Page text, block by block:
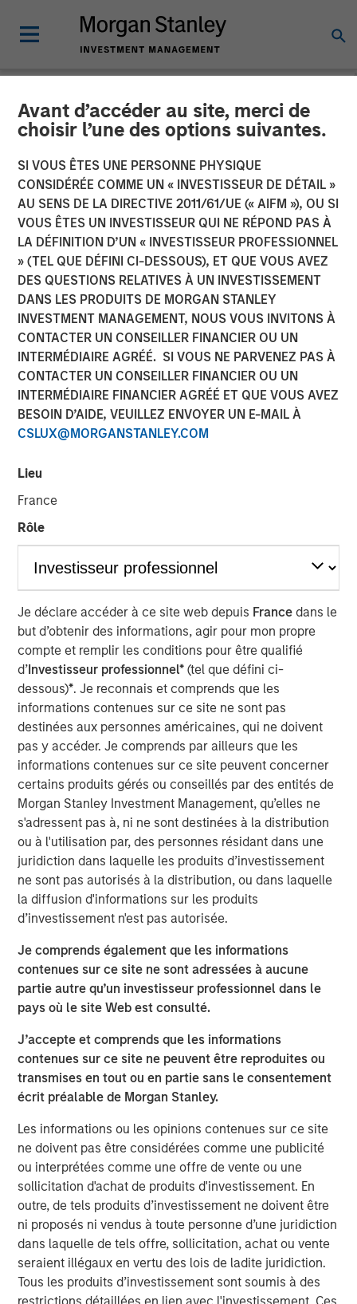
Avant d’accéder au site, merci de
choisir l’une des options suivantes.
SI VOUS ÊTES UNE PERSONNE PHYSIQUE
CONSIDÉRÉE COMME UN « INVESTISSEUR DE DÉTAIL »
AU SENS DE LA DIRECTIVE 2011/61/UE (« AIFM »), OU SI
VOUS ÊTES UN INVESTISSEUR QUI NE RÉPOND PAS À
LA DÉFINITION D’UN « INVESTISSEUR PROFESSIONNEL
» (TEL QUE DÉFINI CI-DESSOUS), ET QUE VOUS AVEZ
DES QUESTIONS RELATIVES À UN INVESTISSEMENT
DANS LES PRODUITS DE MORGAN STANLEY
INVESTMENT MANAGEMENT, NOUS VOUS INVITONS À
CONTACTER UN CONSEILLER FINANCIER OU UN
INTERMÉDIAIRE AGRÉÉ. SI VOUS NE PARVENEZ PAS À
CONTACTER UN CONSEILLER FINANCIER OU UN
INTERMÉDIAIRE FINANCIER AGRÉÉ ET QUE VOUS AVEZ
BESOIN D’AIDE, VEUILLEZ ENVOYER UN E-MAIL À
CSLUX@MORGANSTANLEY.COM
Lieu
France
Rôle
Je déclare accéder à ce site web depuis France dans le
but d’obtenir des informations, agir pour mon propre
compte et remplir les conditions pour être qualifié
d’Investisseur professionnel*(tel que défini ci-
dessous)*. Je reconnais et comprends que les
informations contenues sur ce site ne sont pas
destinées aux personnes américaines, qui ne doivent
pas y accéder. Je comprends par ailleurs que les
informations contenues sur ce site peuvent concerner
certains produits gérés ou conseillés par des entités de
Morgan Stanley Investment Management, qu’elles ne
s'adressent pas à, ni ne sont destinées à la distribution
ou à l'utilisation par, des personnes résidant dans une
juridiction dans laquelle les produits d’investissement
ne sont pas autorisés à la distribution, ou dans laquelle
la diffusion d'informations sur les produits
d’investissement n'est pas autorisée.
Je comprends également que les informations
contenues sur ce site ne sont adressées à aucune
partie autre qu’un investisseur professionnel dans le
pays où le site Web est consulté.
J’accepte et comprends que les informations
contenues sur ce site ne peuvent être reproduites ou
transmises en tout ou en partie sans le consentement
écrit préalable de Morgan Stanley.
Les informations ou les opinions contenues sur ce site
ne doivent pas être considérées comme une publicité
ou interprétées comme une offre de vente ou une
sollicitation d'achat de produits d'investissement. En
outre, de tels produits d’investissement ne doivent être
ni proposés ni vendus à toute personne d’une juridiction
dans laquelle de tels offre, sollicitation, achat ou vente
seraient illégaux en vertu des lois de ladite juridiction.
Tous les produits d’investissement sont soumis à des
INSIGHTS
Why CLO Equity Now:
Opportunities in a Volatile
Market
27 AVRIL 2026
Peter M. Campo, CFA
Managing Director
Steve Sebo
Executive Director
Play
Video
In this webinar, our investment leaders talked about the
opportunity in CLO Equity and explored how today’s
macro backdrop — including dispersion, software/AI
impacts, and credit repricing — is shaping performance
expectations.
Floating-Rate Loans Team
As a pioneer in the floating-rate loan market, the team is
dedicated to loan market investing and has a
demonstrable track record since 1989.
Idées liées
ARTICLE
How a Strategic Allocation to Loans Can
Shine in 2026
ETFS
Fed Cut: So What?
PRESS RELEASE
MSIM Expands Loan Business with Pricing of
$400M Morgan Stanley Eaton Vance CLO
2025-21 Ltd.
The Authors